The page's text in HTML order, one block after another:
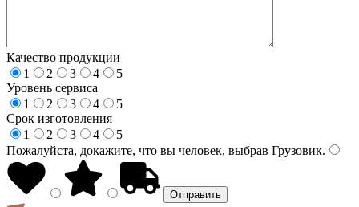
Качество продукции
1
2 3 4
5
Уровень сервиса
1
2 3 4
5
Срок изготовления
1
2 3 4
5
Пожалуйста, докажите, что вы человек, выбрав Грузовик.